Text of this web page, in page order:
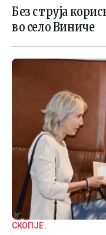
Без струја
во село Виниче
СКОПЈЕ .